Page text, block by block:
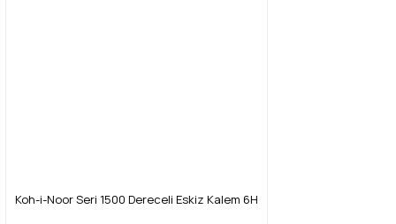
Koh-i-Noor Seri 1500 Dereceli Eskiz Kalem 6H